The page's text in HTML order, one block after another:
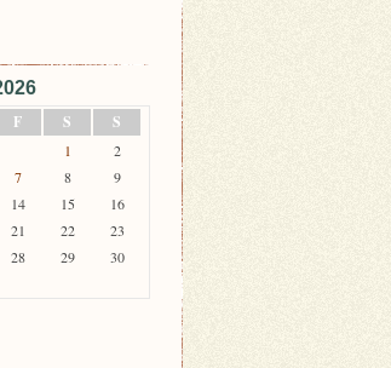
F S S
1
2
7 8
9
14 15
16
21 22
23
28 29
30